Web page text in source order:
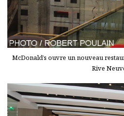
McDonald’s ouvre un nouveau
Rive